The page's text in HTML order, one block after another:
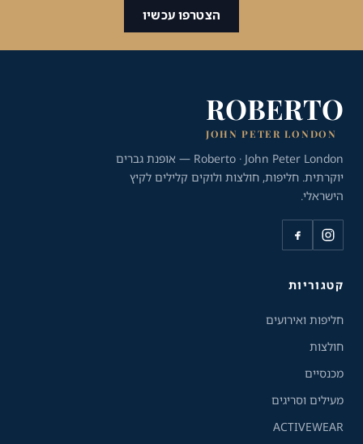
הצטרפו עכשיו
ROBERTO
JOHN PETER LONDON
Roberto · John Peter London — אופנת גברים
יוקרתית. חליפות, חולצות ולוקים קלילים לקיץ
הישראלי.
קטגוריות
חליפות ואירועים
חולצות
מכנסיים
מעילים וסריגים
ACTIVEWEAR
כלי נגישות
גודל טקסט
A-